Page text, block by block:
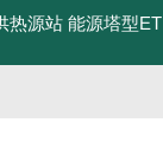
热源站 能源塔型